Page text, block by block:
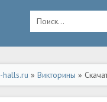
halls.ru » Викторины »